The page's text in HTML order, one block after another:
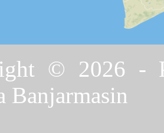
© 2026 -
Banjarmasin